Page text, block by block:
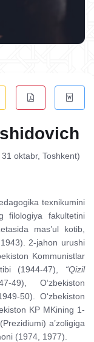
oktabr, Toshkent)
texnikumini
filologiya fakultetini
mas’ul kotib,
2-jahon urushi
Kommunistlar
(1944-47), “Qizil
49), O‘zbekiston
50). O‘zbekiston
KP MKining 1-
a’zoligiga
(1974, 1977).